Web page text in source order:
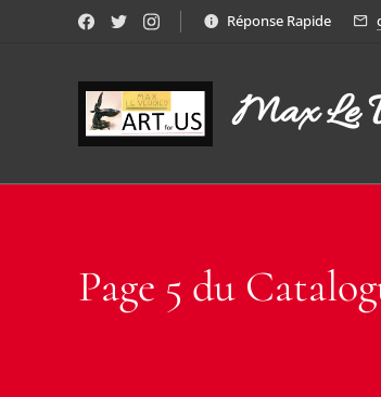
Réponse Rapide
Max Le
Page 5 du